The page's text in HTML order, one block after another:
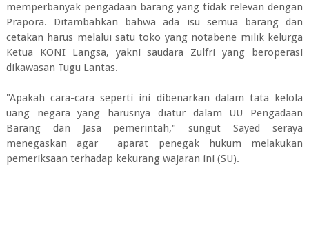
memperbanyak pengadaan barang yang tidak relevan dengan
Prapora. Ditambahkan bahwa ada isu semua barang dan
cetakan harus melalui satu toko yang notabene milik kelurga
Ketua KONI Langsa, yakni saudara Zulfri yang beroperasi
dikawasan Tugu Lantas.
"Apakah cara-cara seperti ini dibenarkan dalam tata kelola
uang negara yang harusnya diatur dalam UU Pengadaan
Barang dan Jasa pemerintah," sungut Sayed seraya
menegaskan agar aparat penegak hukum melakukan
pemeriksaan terhadap kekurang wajaran ini (SU).